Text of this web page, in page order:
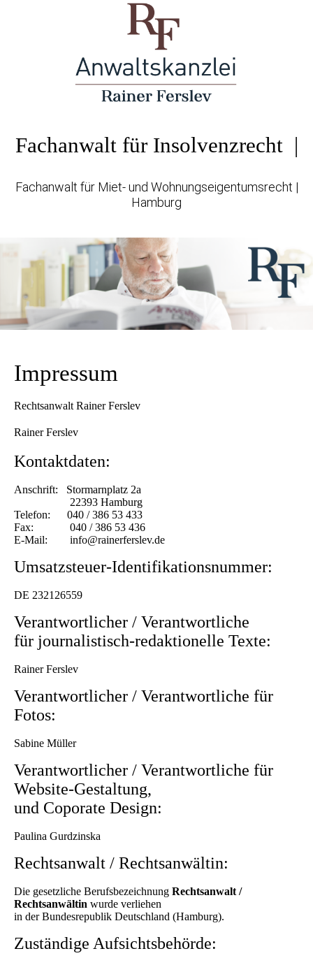
Fachanwalt für Insolvenzrecht |
Fachanwalt für Miet- und Wohnungseigentumsrecht |
Hamburg
Impressum
Rechtsanwalt Rainer Ferslev
Rainer Ferslev
Kontaktdaten:
Anschrift: Stormarnplatz 2a
22393 Hamburg
Telefon: 040 / 386 53 433
Fax: 040 / 386 53 436
E-Mail: info@rainerferslev.de
Umsatzsteuer-Identifikationsnummer:
DE 232126559
Verantwortlicher / Verantwortliche
für journalistisch-redaktionelle Texte:
Rainer Ferslev
Verantwortlicher / Verantwortliche für
Fotos:
Sabine Müller
Verantwortlicher / Verantwortliche für
Website-Gestaltung,
und Coporate Design:
Paulina Gurdzinska
Rechtsanwalt / Rechtsanwältin:
Die gesetzliche Berufsbezeichnung Rechtsanwalt /
Rechtsanwältin wurde verliehen
in der Bundesrepublik Deutschland (Hamburg).
Zuständige Aufsichtsbehörde: